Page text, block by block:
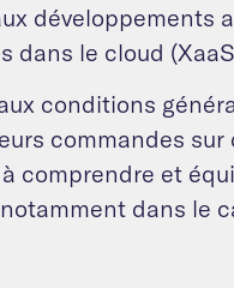
développements
dans le cloud
conditions
commandes
comprendre et
dans le